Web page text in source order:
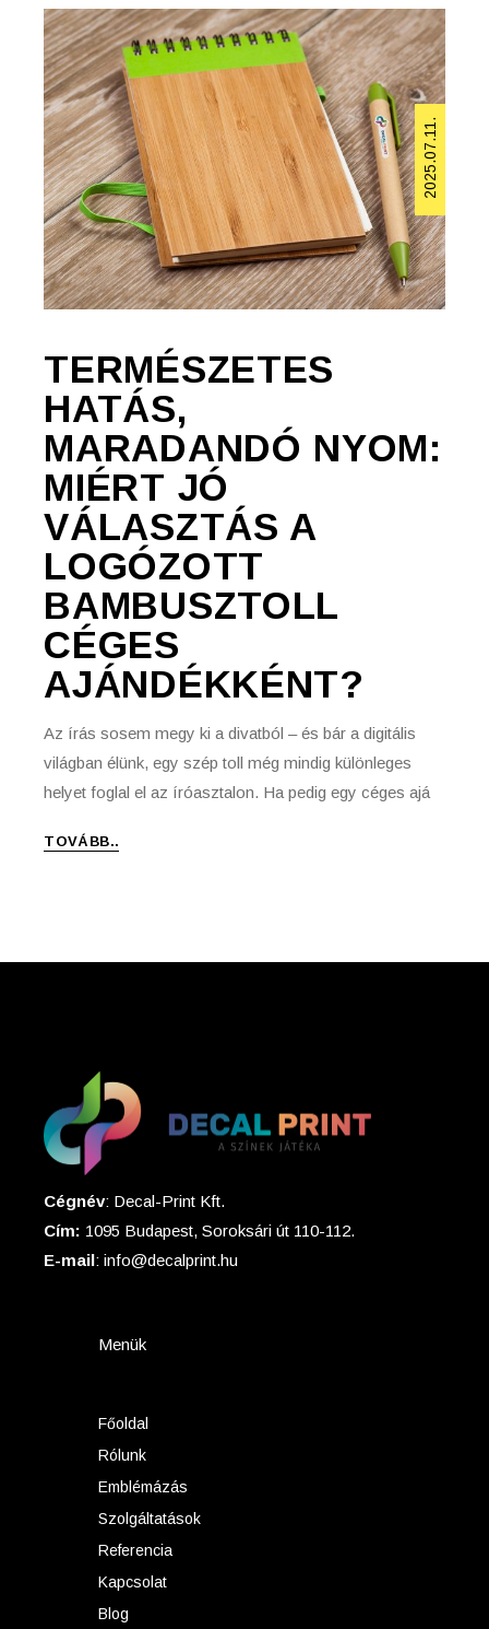
2025.07.11.
TERMÉSZETES
HATÁS,
MARADANDÓ NYOM:
MIÉRT JÓ
VÁLASZTÁS A
LOGÓZOTT
BAMBUSZTOLL
CÉGES
AJÁNDÉKKÉNT?
Az írás sosem megy ki a divatból – és bár a digitális
világban élünk, egy szép toll még mindig különleges
helyet foglal el az íróasztalon. Ha pedig egy céges ajá
TOVÁBB..
Cégnév: Decal-Print Kft.
Cím: 1095 Budapest, Soroksári út 110-112.
E-mail: info@decalprint.hu
Menük
Főoldal
Rólunk
Emblémázás
Szolgáltatások
Referencia
Kapcsolat
Blog